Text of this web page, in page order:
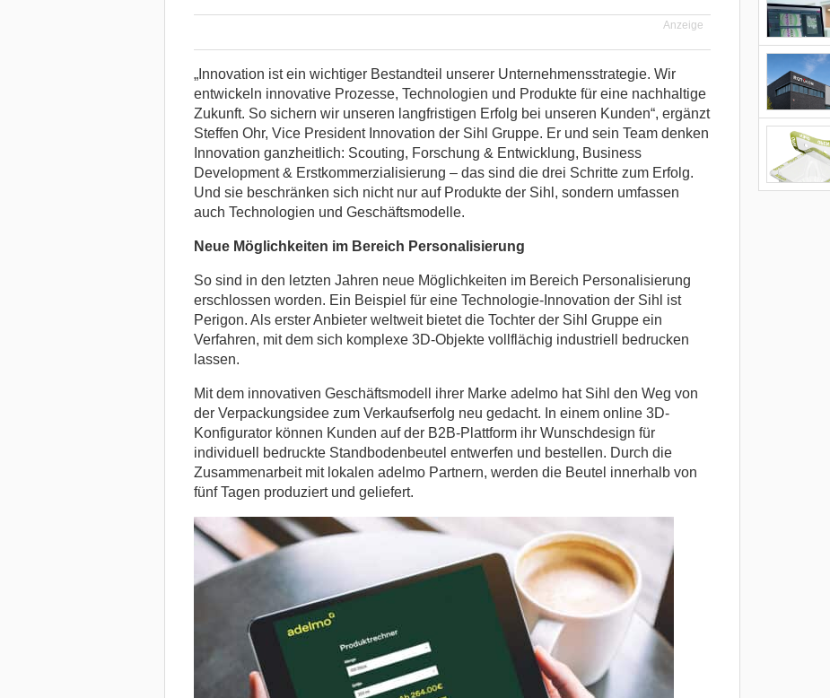
Anzeige
„Innovation ist ein wichtiger Bestandteil unserer Unternehmensstrategie. Wir
entwickeln innovative Prozesse, Technologien und Produkte für eine nachhaltige
Zukunft. So sichern wir unseren langfristigen Erfolg bei unseren Kunden“, ergänzt
Steffen Ohr, Vice President Innovation der Sihl Gruppe. Er und sein Team denken
Innovation ganzheitlich: Scouting, Forschung & Entwicklung, Business
Development & Erstkommerzialisierung – das sind die drei Schritte zum Erfolg.
Und sie beschränken sich nicht nur auf Produkte der Sihl, sondern umfassen
auch Technologien und Geschäftsmodelle.
Neue Möglichkeiten im Bereich Personalisierung
So sind in den letzten Jahren neue Möglichkeiten im Bereich Personalisierung
erschlossen worden. Ein Beispiel für eine Technologie-Innovation der Sihl ist
Perigon. Als erster Anbieter weltweit bietet die Tochter der Sihl Gruppe ein
Verfahren, mit dem sich komplexe 3D-Objekte vollflächig industriell bedrucken
lassen.
Mit dem innovativen Geschäftsmodell ihrer Marke adelmo hat Sihl den Weg von
der Verpackungsidee zum Verkaufserfolg neu gedacht. In einem online 3D-
Konfigurator können Kunden auf der B2B-Plattform ihr Wunschdesign für
individuell bedruckte Standbodenbeutel entwerfen und bestellen. Durch die
Zusammenarbeit mit lokalen adelmo Partnern, werden die Beutel innerhalb von
fünf Tagen produziert und geliefert.